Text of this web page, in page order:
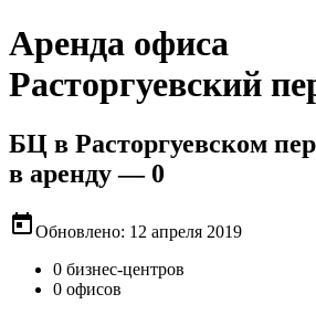
Аренда офиса
Расторгуевский
БЦ в Расторгуевском
в аренду — 0
todayОбновлено: 12 апреля 2019
0 бизнес-центров
0 офисов